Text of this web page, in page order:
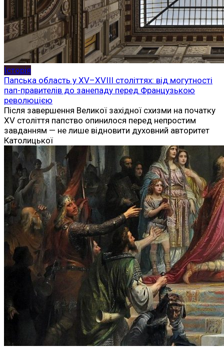
Історія
Папська область у XV–XVIII століттях: від могутності
пап-правителів до занепаду перед Французькою
революцією
Після завершення Великої західної схизми на початку
XV століття папство опинилося перед непростим
завданням — не лише відновити духовний авторитет
Католицької